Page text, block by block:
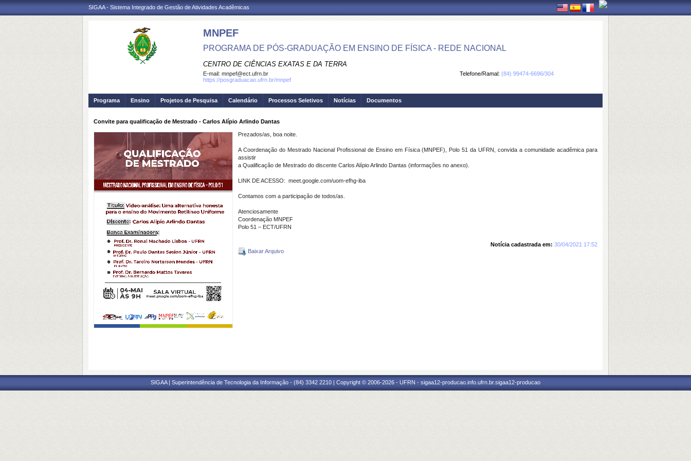
SIGAA - Sistema Integrado de Gestão de Atividades Acadêmicas
MNPEF
PROGRAMA DE PÓS-GRADUAÇÃO EM ENSINO DE FÍSICA - REDE NACIONAL
CENTRO DE CIÊNCIAS EXATAS E DA TERRA
Telefone/Ramal: (84) 99474-6696/304
E-mail: mnpef@ect.ufrn.br
https://posgraduacao.ufrn.br/mnpef
Programa Ensino Projetos de Pesquisa Calendário Processos Seletivos Notícias Documentos
Convite para qualificação de Mestrado - Carlos Alípio Arlindo Dantas
Prezados/as, boa noite.
A Coordenação do Mestrado Nacional Profissional de Ensino em Física (MNPEF), Polo 51 da UFRN, convida a comunidade acadêmica para
assistir
a Qualificação de Mestrado do discente Carlos Alípio Arlindo Dantas (informações no anexo).
LINK DE ACESSO: meet.google.com/uom-efhg-iba
Contamos com a participação de todos/as.
Atenciosamente
Coordenação MNPEF
Polo 51 – ECT/UFRN
Notícia cadastrada em: 30/04/2021 17:52
Baixar Arquivo
SIGAA | Superintendência de Tecnologia da Informação - (84) 3342 2210 | Copyright © 2006-2026 - UFRN - sigaa12-producao.info.ufrn.br.sigaa12-producao